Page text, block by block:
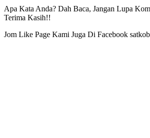
Apa Kata Anda? Dah Baca, Jangan Lupa
Terima Kasih!!
Jom Like Page Kami Juga Di Facebook